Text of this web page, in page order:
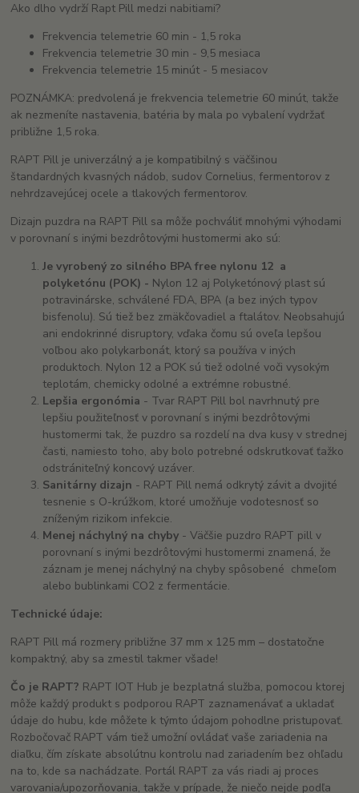
Ako dlho vydrží Rapt Pill medzi nabitiami?
Frekvencia telemetrie 60 min - 1,5 roka
Frekvencia telemetrie 30 min - 9,5 mesiaca
Frekvencia telemetrie 15 minút - 5 mesiacov
POZNÁMKA: predvolená je frekvencia telemetrie 60 minút, takže
ak nezmeníte nastavenia, batéria by mala po vybalení vydržať
približne 1,5 roka.
RAPT Pill je univerzálný a je kompatibilný s väčšinou
štandardných kvasných nádob, sudov Cornelius, fermentorov z
nehrdzavejúcej ocele a tlakových fermentorov.
Dizajn puzdra na RAPT Pill sa môže pochváliť mnohými výhodami
v porovnaní s inými bezdrôtovými hustomermi ako sú:
Je vyrobený zo silného BPA free nylonu 12 a
polyketónu (POK) - Nylon 12 aj Polyketónový plast sú
potravinárske, schválené FDA, BPA (a bez iných typov
bisfenolu). Sú tiež bez zmäkčovadiel a ftalátov. Neobsahujú
ani endokrinné disruptory, vďaka čomu sú oveľa lepšou
voľbou ako polykarbonát, ktorý sa používa v iných
produktoch. Nylon 12 a POK sú tiež odolné voči vysokým
teplotám, chemicky odolné a extrémne robustné.
Lepšia ergonómia - Tvar RAPT Pill bol navrhnutý pre
lepšiu použiteľnosť v porovnaní s inými bezdrôtovými
hustomermi tak, že puzdro sa rozdelí na dva kusy v strednej
časti, namiesto toho, aby bolo potrebné odskrutkovať ťažko
odstrániteľný koncový uzáver.
Sanitárny dizajn - RAPT Pill nemá odkrytý závit a dvojité
tesnenie s O-krúžkom, ktoré umožňuje vodotesnosť so
zníženým rizikom infekcie.
Menej náchylný na chyby - Väčšie puzdro RAPT pill v
porovnaní s inými bezdrôtovými hustomermi znamená, že
záznam je menej náchylný na chyby spôsobené chmeľom
alebo bublinkami CO2 z fermentácie.
Technické údaje:
RAPT Pill má rozmery približne 37 mm x 125 mm – dostatočne
kompaktný, aby sa zmestil takmer všade!
Čo je RAPT? RAPT IOT Hub je bezplatná služba, pomocou ktorej
môže každý produkt s podporou RAPT zaznamenávať a ukladať
údaje do hubu, kde môžete k týmto údajom pohodlne pristupovať.
Rozbočovač RAPT vám tiež umožní ovládať vaše zariadenia na
diaľku, čím získate absolútnu kontrolu nad zariadením bez ohľadu
na to, kde sa nachádzate. Portál RAPT za vás riadi aj proces
varovania/upozorňovania, takže v prípade, že niečo nejde podľa